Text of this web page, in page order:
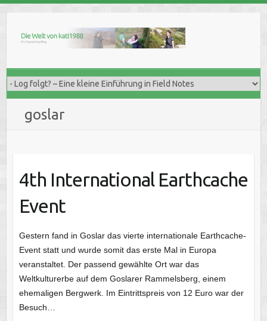
content
goslar
4th International Earthcache
Event
Gestern fand in Goslar das vierte internationale Earthcache-
Event statt und wurde somit das erste Mal in Europa
veranstaltet. Der passend gewählte Ort war das
Weltkulturerbe auf dem Goslarer Rammelsberg, einem
ehemaligen Bergwerk. Im Eintrittspreis von 12 Euro war der
Besuch…